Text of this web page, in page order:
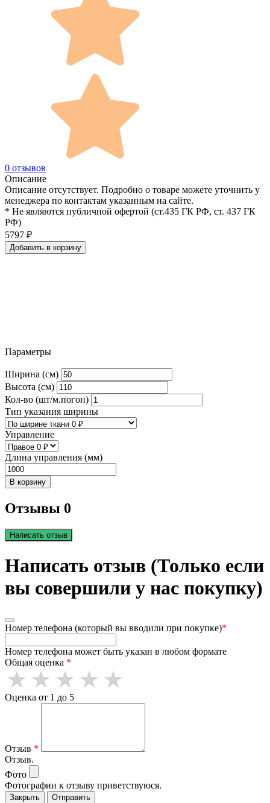
0 отзывов
Описание
Описание отсутствует. Подробно о товаре можете уточнить у
менеджера по контактам указанным на сайте.
* Не являются публичной офертой (ст.435 ГК РФ, cт. 437 ГК
РФ)
5797 ₽
Добавить в корзину
Параметры
Ширина (см)
Высота (см)
Кол-во (шт/м.погон)
Тип указания ширины
Управление
Длина управления (мм)
В корзину
Отзывы 0
Написать отзыв
Написать отзыв (Только если
вы совершили у нас покупку)
Номер телефона (который вы вводили при покупке)*
Номер телефона может быть указан в любом формате
Общая оценка *
Оценка от 1 до 5
Отзыв *
Отзыв.
Фото
Фотографии к отзыву приветствуюся.
Закрыть Отправить